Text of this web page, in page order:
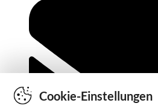
Cookie-Einstellungen